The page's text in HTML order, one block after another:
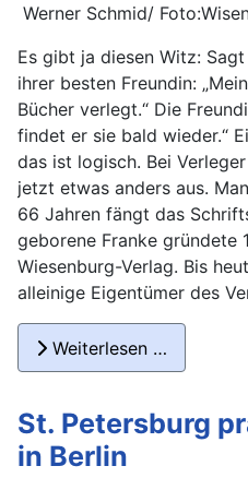
Werner Schmid/
Es gibt ja diesen Witz:
ihrer besten Freundin:
Bücher verlegt.“ Die
findet er sie bald wieder.“
das ist logisch. Bei
jetzt etwas anders aus.
66 Jahren fängt das
geborene Franke gründete
Wiesenburg-Verlag. Bis
alleinige Eigentümer des
Weiterlesen …
St. Petersburg
in Berlin